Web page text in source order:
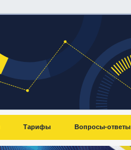
Тарифы Вопросы-ответы